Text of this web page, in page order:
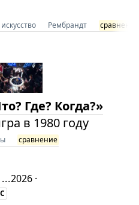
искусство Рембрандт сравнение
Где? Когда?»
в 1980 году
сравнение
...2026 ·